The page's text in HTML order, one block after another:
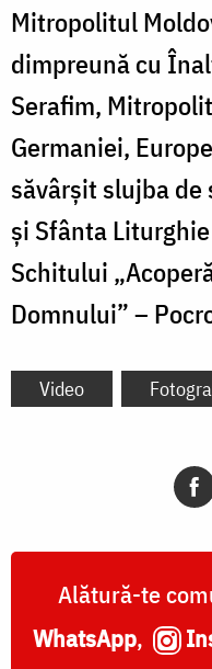
Mitropolitul
dimpreună cu
Serafim,
Germaniei,
săvârșit slujba
și Sfânta
Schitului
Domnului” –
Video
Alătură-te
WhatsApp,